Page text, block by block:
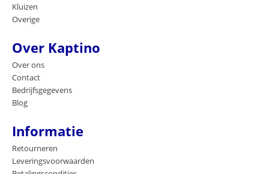
Kluizen
Overige
Over Kaptino
Over ons
Contact
Bedrijfsgegevens
Blog
Informatie
Retourneren
Leveringsvoorwaarden